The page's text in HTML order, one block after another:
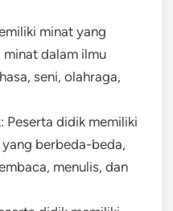
minat yang
dalam ilmu
seni, olahraga,
Peserta didik memiliki
berbeda-beda,
menulis, dan